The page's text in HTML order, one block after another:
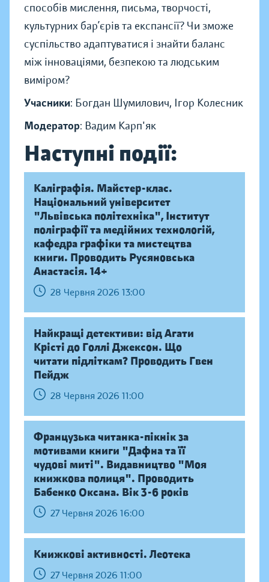
способів мислення, письма, творчості,
культурних бар’єрів та експансії? Чи зможе
суспільство адаптуватися і знайти баланс
між інноваціями, безпекою та людським
виміром?
Учасники: Богдан Шумилович, Ігор Колесник
Модератор: Вадим Карп'як
Наступні події:
Каліграфія. Майстер-клас.
Національний університет
"Львівська політехніка", Інститут
поліграфії та медійних технологій,
кафедра графіки та мистецтва
книги. Проводить Русяновська
Анастасія. 14+
28 Червня 2026 13:00
Найкращі детективи: від Агати
Крісті до Голлі Джексон. Що
читати підліткам? Проводить Гвен
Пейдж
28 Червня 2026 11:00
Французька читанка-пікнік за
мотивами книги "Дафна та її
чудові миті". Видавництво "Моя
книжкова полиця". Проводить
Бабенко Оксана. Вік 3-6 років
27 Червня 2026 16:00
Книжкові активності. Леотека
27 Червня 2026 11:00